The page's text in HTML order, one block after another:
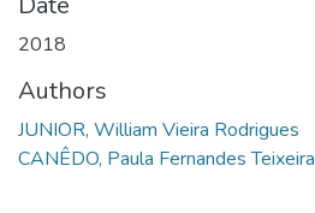
2018
Authors
JUNIOR, William Vieira Rodrigues
CANÊDO, Paula Fernandes Teixeira